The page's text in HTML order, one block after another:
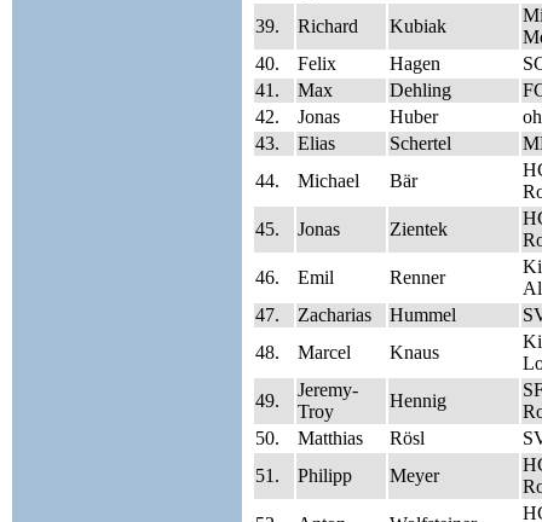
39.
Richard Kubiak
40.
Felix Hagen
41.
Max Dehling
42.
Jonas Huber
43.
Elias Schertel
44.
Michael Bär
45.
Jonas Zientek
46.
Emil Renner
47.
Zacharias Hummel
48.
Marcel Knaus
49.
Jeremy-
Troy
Hennig
50.
Matthias Rösl
51.
Philipp Meyer